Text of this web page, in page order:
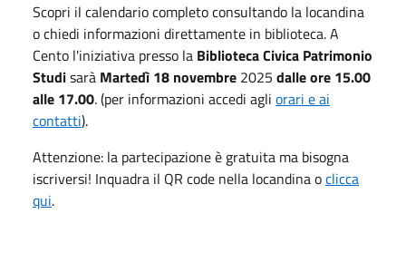
Scopri il calendario completo consultando la locandina
o chiedi informazioni direttamente in biblioteca. A
Cento l'iniziativa presso la Biblioteca Civica Patrimonio
Studisarà Martedì 18 novembre 2025 dalle ore 15.00
alle 17.00. (per informazioni accedi agli orari e ai
contatti).
Attenzione: la partecipazione è gratuita ma bisogna
iscriversi! Inquadra il QR code nella locandina oclicca
qui.